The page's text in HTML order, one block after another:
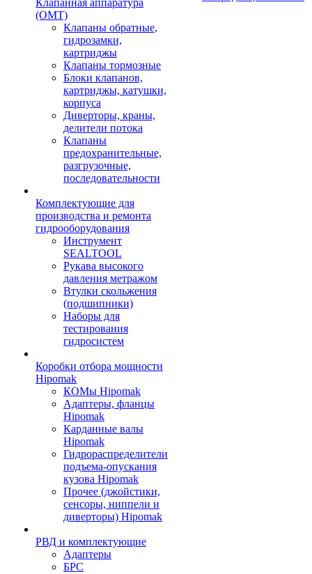
Клапанная аппаратура
(OMT)
Клапаны обратные,
гидрозамки,
картриджы
Клапаны тормозные
Блоки клапанов,
картриджы, катушки,
корпуса
Диверторы, краны,
делители потока
Клапаны
предохранительные,
разгрузочные,
последовательности
Комплектующие для
производства и ремонта
гидрооборудования
Инструмент
SEALTOOL
Рукава высокого
давления метражом
Втулки скольжения
(подшипники)
Наборы для
тестирования
гидросистем
Коробки отбора мощности
Hipomak
КОМы Hipomak
Адаптеры, фланцы
Hipomak
Карданные валы
Hipomak
Гидрораспределители
подъема-опускания
кузова Hipomak
Прочее (джойстики,
сенсоры, ниппели и
диверторы) Hipomak
РВД и комплектующие
Адаптеры
БРС